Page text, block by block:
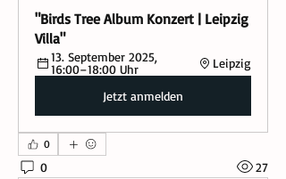
"Birds Tree Album Konzert | Leipzig
Villa"
13. September 2025,
16:00–18:00 Uhr
Leipzig
Jetzt anmelden
0
0 27